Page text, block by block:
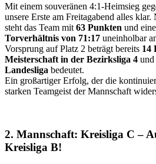
Mit einem souveränen 4:1-Heimsieg
unsere Erste am Freitagabend alles klar.
steht das Team mit 63 Punkten und
Torverhältnis von 71:17 uneinholbar
Vorsprung auf Platz 2 beträgt bereits 14
Meisterschaft in der Bezirksliga 4 und
Landesliga bedeutet.
Ein großartiger Erfolg, der die
starken Teamgeist der Mannschaft
2. Mannschaft: Kreisliga C –
Kreisliga B!